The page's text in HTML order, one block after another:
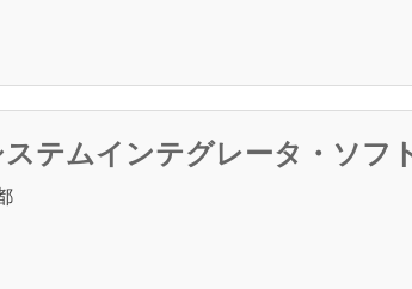
ステムインテグレータ・ソフ